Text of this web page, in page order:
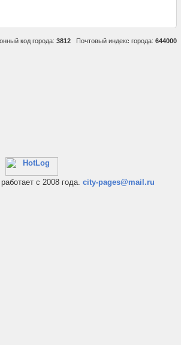
код города: 3812 Почтовый индекс города: 644000
с 2008 года. city-pages@mail.ru